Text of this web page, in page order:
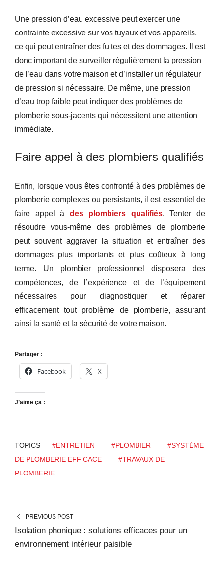
Une pression d’eau excessive peut exercer une
contrainte excessive sur vos tuyaux et vos appareils,
ce qui peut entraîner des fuites et des dommages. Il est
donc important de surveiller régulièrement la pression
de l’eau dans votre maison et d’installer un régulateur
de pression si nécessaire. De même, une pression
d’eau trop faible peut indiquer des problèmes de
plomberie sous-jacents qui nécessitent une attention
immédiate.
Faire appel à des plombiers qualifiés
Enfin, lorsque vous êtes confronté à des problèmes de
plomberie complexes ou persistants, il est essentiel de
faire appel à des plombiers qualifiés. Tenter de
résoudre vous-même des problèmes de plomberie
peut souvent aggraver la situation et entraîner des
dommages plus importants et plus coûteux à long
terme. Un plombier professionnel disposera des
compétences, de l’expérience et de l’équipement
nécessaires pour diagnostiquer et réparer
efficacement tout problème de plomberie, assurant
ainsi la santé et la sécurité de votre maison.
Partager :
Facebook X
J’aime ça :
TOPICS #ENTRETIEN #PLOMBIER
#SYSTÈME
DE PLOMBERIE EFFICACE
#TRAVAUX DE
PLOMBERIE
PREVIOUS POST
Isolation phonique : solutions efficaces pour un
environnement intérieur paisible